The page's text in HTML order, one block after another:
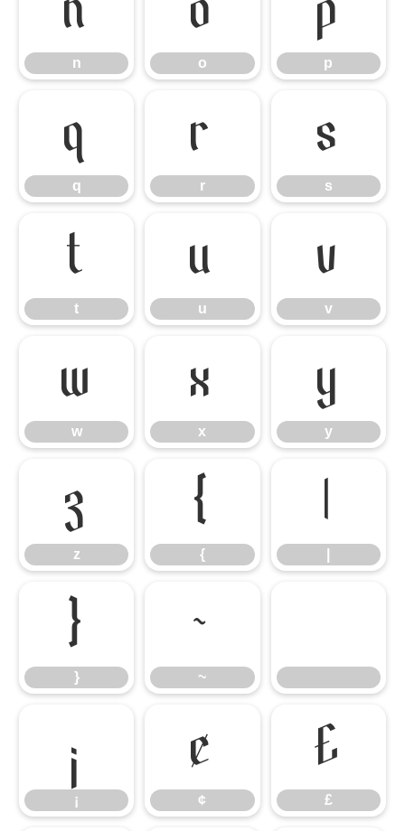
n o p
q
q
r
r
s
s
t
t
u
u
v
v
w
w
x
x
y
y
z
z
{
{
|
}
}
~
~
¡
¡
¢
¢
£
£